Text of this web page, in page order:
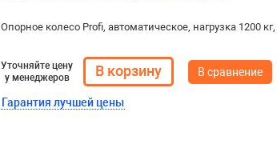
Опорное колесо Profi, автоматическое, нагрузка 1200
Уточняйте цену
у менеджеров
Гарантия лучшей цены
В сравнение